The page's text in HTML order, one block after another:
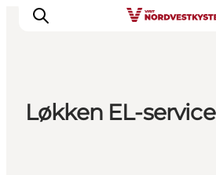
Løkken EL-service